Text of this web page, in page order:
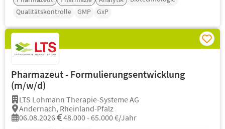
Qualitätskontrolle
GMP GxP
Pharmazeut - Formulierungsentwicklung
(m/w/d)
LTS Lohmann Therapie-Systeme AG
Andernach, Rheinland-Pfalz
06.08.2026
48.000 - 65.000 €/Jahr